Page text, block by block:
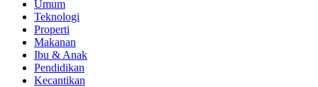
Umum
Teknologi
Properti
Makanan
Ibu & Anak
Pendidikan
Kecantikan